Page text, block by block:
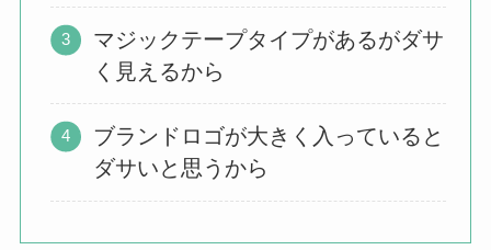
マジックテープタイプがあるがダサ
く見えるから
ブランドロゴが大きく入っていると
ダサいと思うから